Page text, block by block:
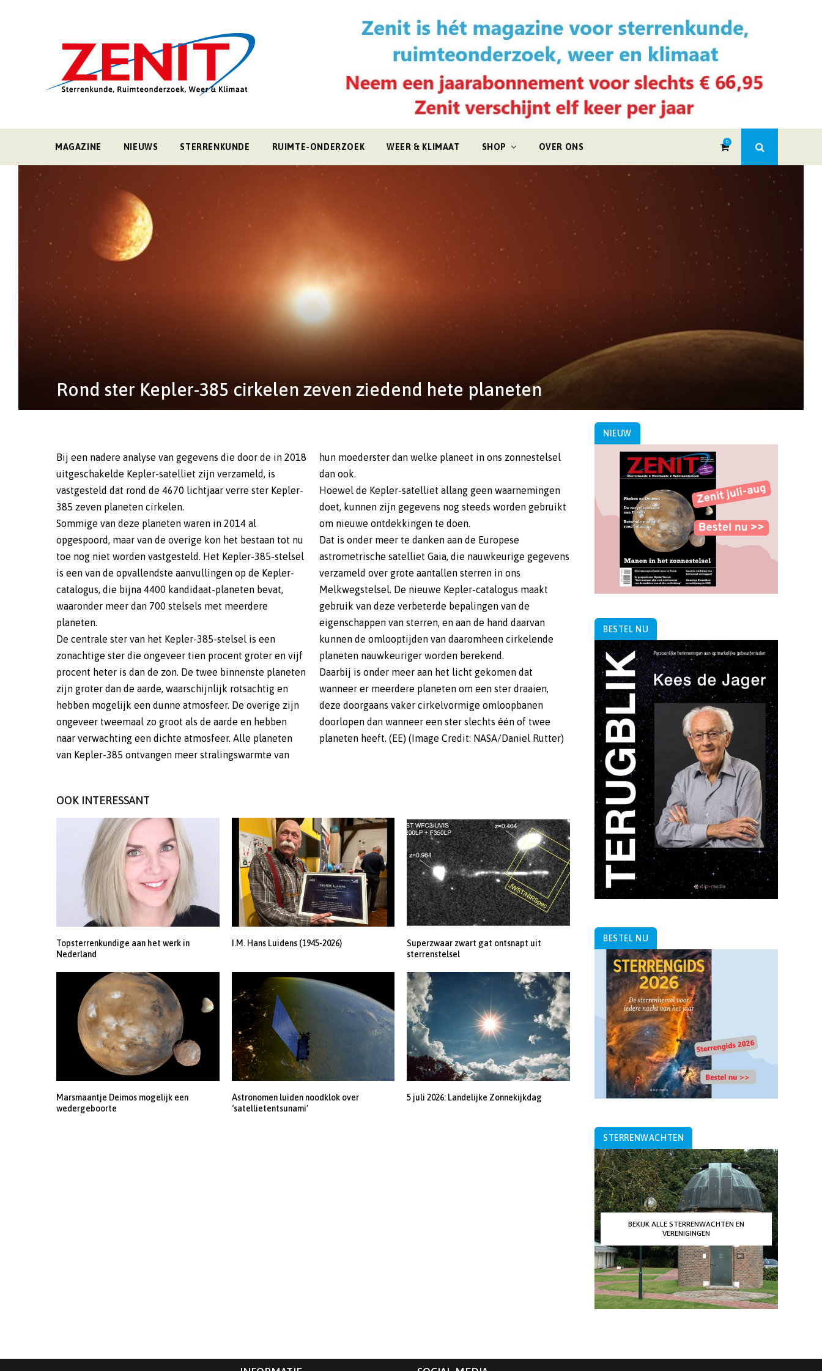
MAGAZINE NIEUWS STERRENKUNDE RUIMTE-ONDERZOEK WEER & KLIMAAT SHOP OVER ONS
0
Rond ster Kepler-385 cirkelen zeven ziedend hete planeten
Bij een nadere analyse van gegevens die door de in 2018
uitgeschakelde Kepler-satelliet zijn verzameld, is
vastgesteld dat rond de 4670 lichtjaar verre ster Kepler-
385 zeven planeten cirkelen.
Sommige van deze planeten waren in 2014 al
opgespoord, maar van de overige kon het bestaan tot nu
toe nog niet worden vastgesteld. Het Kepler-385-stelsel
is een van de opvallendste aanvullingen op de Kepler-
catalogus, die bijna 4400 kandidaat-planeten bevat,
waaronder meer dan 700 stelsels met meerdere
planeten.
De centrale ster van het Kepler-385-stelsel is een
zonachtige ster die ongeveer tien procent groter en vijf
procent heter is dan de zon. De twee binnenste planeten
zijn groter dan de aarde, waarschijnlijk rotsachtig en
hebben mogelijk een dunne atmosfeer. De overige zijn
ongeveer tweemaal zo groot als de aarde en hebben
naar verwachting een dichte atmosfeer. Alle planeten
van Kepler-385 ontvangen meer stralingswarmte van
hun moederster dan welke planeet in ons zonnestelsel
dan ook.
Hoewel de Kepler-satelliet allang geen waarnemingen
doet, kunnen zijn gegevens nog steeds worden gebruikt
om nieuwe ontdekkingen te doen.
Dat is onder meer te danken aan de Europese
astrometrische satelliet Gaia, die nauwkeurige gegevens
verzameld over grote aantallen sterren in ons
Melkwegstelsel. De nieuwe Kepler-catalogus maakt
gebruik van deze verbeterde bepalingen van de
eigenschappen van sterren, en aan de hand daarvan
kunnen de omlooptijden van daaromheen cirkelende
planeten nauwkeuriger worden berekend.
Daarbij is onder meer aan het licht gekomen dat
wanneer er meerdere planeten om een ster draaien,
deze doorgaans vaker cirkelvormige omloopbanen
doorlopen dan wanneer een ster slechts één of twee
planeten heeft. (EE) (Image Credit: NASA/Daniel Rutter)
OOK INTERESSANT
Topsterrenkundige aan het werk in
Nederland
I.M. Hans Luidens (1945-2026)
Superzwaar zwart gat ontsnapt uit
sterrenstelsel
Marsmaantje Deimos mogelijk een
wedergeboorte
Astronomen luiden noodklok over
‘satellietentsunami’
5 juli 2026: Landelijke Zonnekijkdag
NIEUW
BESTEL NU
BESTEL NU
STERRENWACHTEN
BEKIJK ALLE STERRENWACHTEN EN
VERENIGINGEN